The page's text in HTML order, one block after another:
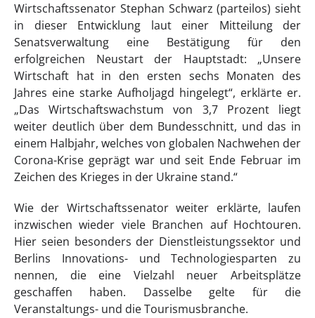
Wirtschaftssenator Stephan Schwarz (parteilos) sieht
in dieser Entwicklung laut einer Mitteilung der
Senatsverwaltung eine Bestätigung für den
erfolgreichen Neustart der Hauptstadt: „Unsere
Wirtschaft hat in den ersten sechs Monaten des
Jahres eine starke Aufholjagd hingelegt“, erklärte er.
„Das Wirtschaftswachstum von 3,7 Prozent liegt
weiter deutlich über dem Bundesschnitt, und das in
einem Halbjahr, welches von globalen Nachwehen der
Corona-Krise geprägt war und seit Ende Februar im
Zeichen des Krieges in der Ukraine stand.“
Wie der Wirtschaftssenator weiter erklärte, laufen
inzwischen wieder viele Branchen auf Hochtouren.
Hier seien besonders der Dienstleistungssektor und
Berlins Innovations- und Technologiesparten zu
nennen, die eine Vielzahl neuer Arbeitsplätze
geschaffen haben. Dasselbe gelte für die
Veranstaltungs- und die Tourismusbranche.